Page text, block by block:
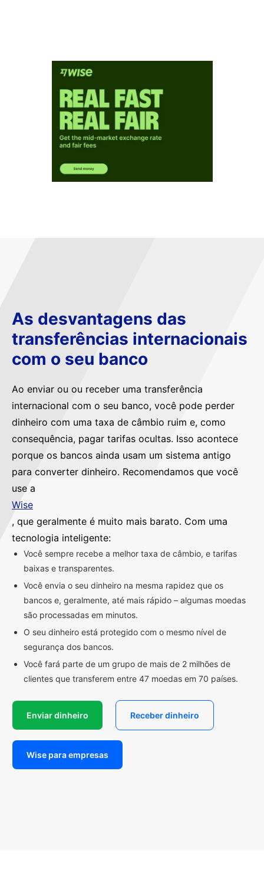
As desvantagens das
transferências internacionais
com o seu banco
Ao enviar ou ou receber uma transferência
internacional com o seu banco, você pode perder
dinheiro com uma taxa de câmbio ruim e, como
consequência, pagar tarifas ocultas. Isso acontece
porque os bancos ainda usam um sistema antigo
para converter dinheiro. Recomendamos que você
use a
Wise
, que geralmente é muito mais barato. Com uma
tecnologia inteligente:
Você sempre recebe a melhor taxa de câmbio, e tarifas
baixas e transparentes.
Você envia o seu dinheiro na mesma rapidez que os
bancos e, geralmente, até mais rápido – algumas moedas
são processadas em minutos.
O seu dinheiro está protegido com o mesmo nível de
segurança dos bancos.
Você fará parte de um grupo de mais de 2 milhões de
clientes que transferem entre 47 moedas em 70 países.
Enviar dinheiro Receber dinheiro
Wise para empresas